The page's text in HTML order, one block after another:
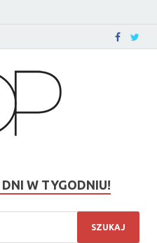
DNI W TYGODNIU!